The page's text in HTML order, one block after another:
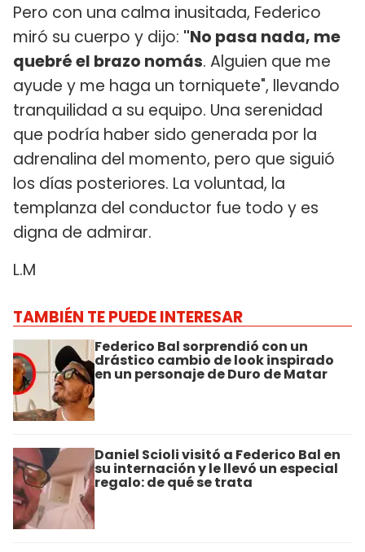
Pero con una calma inusitada, Federico
miró su cuerpo y dijo: "No pasa nada, me
quebré el brazo nomás. Alguien que me
ayude y me haga un torniquete", llevando
tranquilidad a su equipo. Una serenidad
que podría haber sido generada por la
adrenalina del momento, pero que siguió
los días posteriores. La voluntad, la
templanza del conductor fue todo y es
digna de admirar.
L.M
TAMBIÉN TE PUEDE INTERESAR
Federico Bal sorprendió con un
drástico cambio de look inspirado
en un personaje de Duro de Matar
Daniel Scioli visitó a Federico Bal en
su internación y le llevó un especial
regalo: de qué se trata